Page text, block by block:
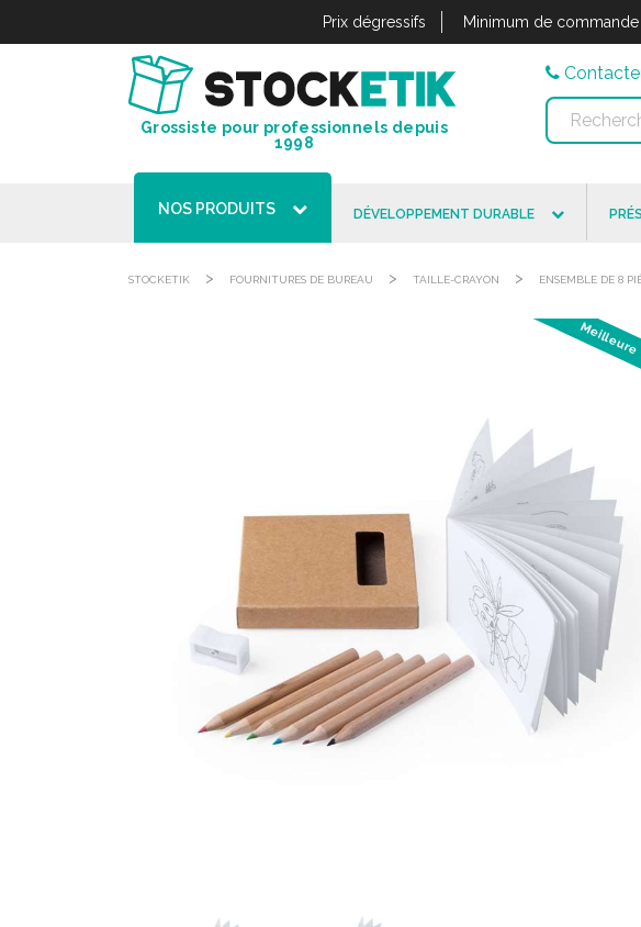
Prix dégressifs Minimum de
Grossiste pour professionnels depuis
1998
NOS PRODUITS DÉVELOPPEMENT DURABLE
STOCKETIK > FOURNITURES DE BUREAU > TAILLE-CRAYON > ENSEMBLE DE 8